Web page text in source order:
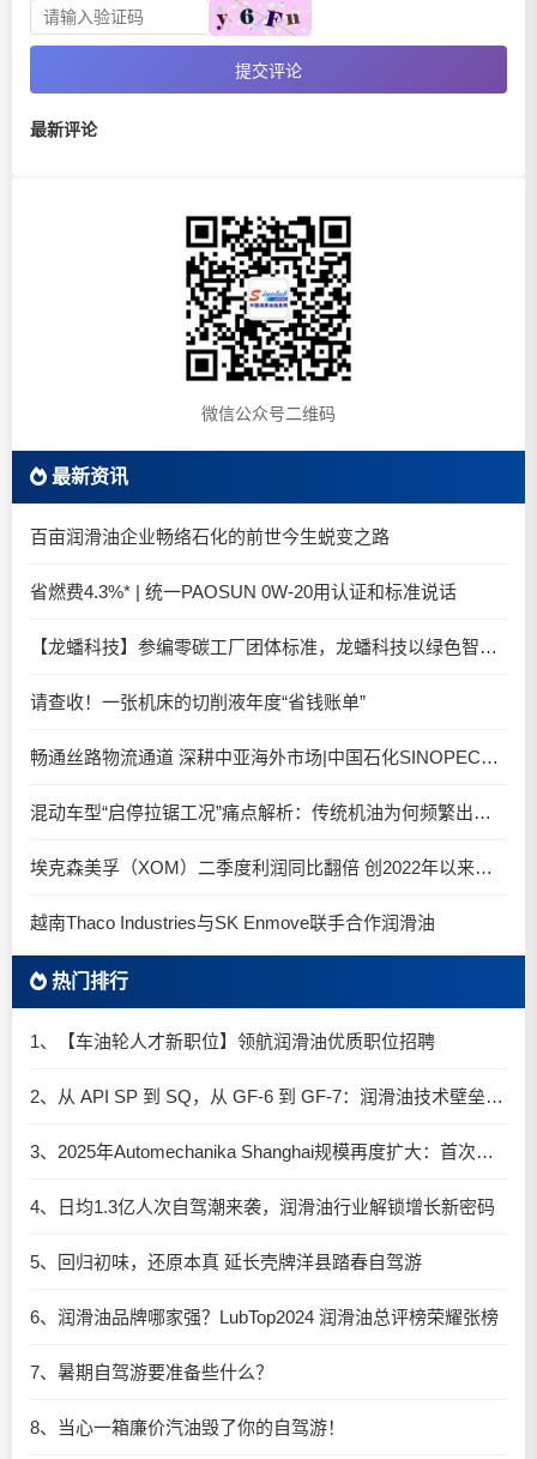
提交评论
最新评论
微信公众号二维码
最新资讯
百亩润滑油企业畅络石化的前世今生蜕变之路
省燃费4.3%* | 统一PAOSUN 0W-20用认证和标准说话
【龙蟠科技】参编零碳工厂团体标准，龙蟠科技以绿色智造锚定零碳未来
请查收！一张机床的切削液年度“省钱账单”
畅通丝路物流通道 深耕中亚海外市场|中国石化SINOPEC润滑油北京-阿拉木图图定班列顺利抵达
混动车型“启停拉锯工况”痛点解析：传统机油为何频繁出现油泥堆积？
埃克森美孚（XOM）二季度利润同比翻倍 创2022年以来新高
越南Thaco Industries与SK Enmove联手合作润滑油
热门排行
1、【车油轮人才新职位】领航润滑油优质职位招聘
2、从 API SP 到 SQ，从 GF-6 到 GF-7：润滑油技术壁垒再升高，你准备好了吗？
3、2025年Automechanika Shanghai规模再度扩大：首次启用国家会展中心（上海）全部15个展馆
4、日均1.3亿人次自驾潮来袭，润滑油行业解锁增长新密码​
5、回归初味，还原本真 延长壳牌洋县踏春自驾游
6、润滑油品牌哪家强？LubTop2024 润滑油总评榜荣耀张榜
7、暑期自驾游要准备些什么？
8、当心一箱廉价汽油毁了你的自驾游！